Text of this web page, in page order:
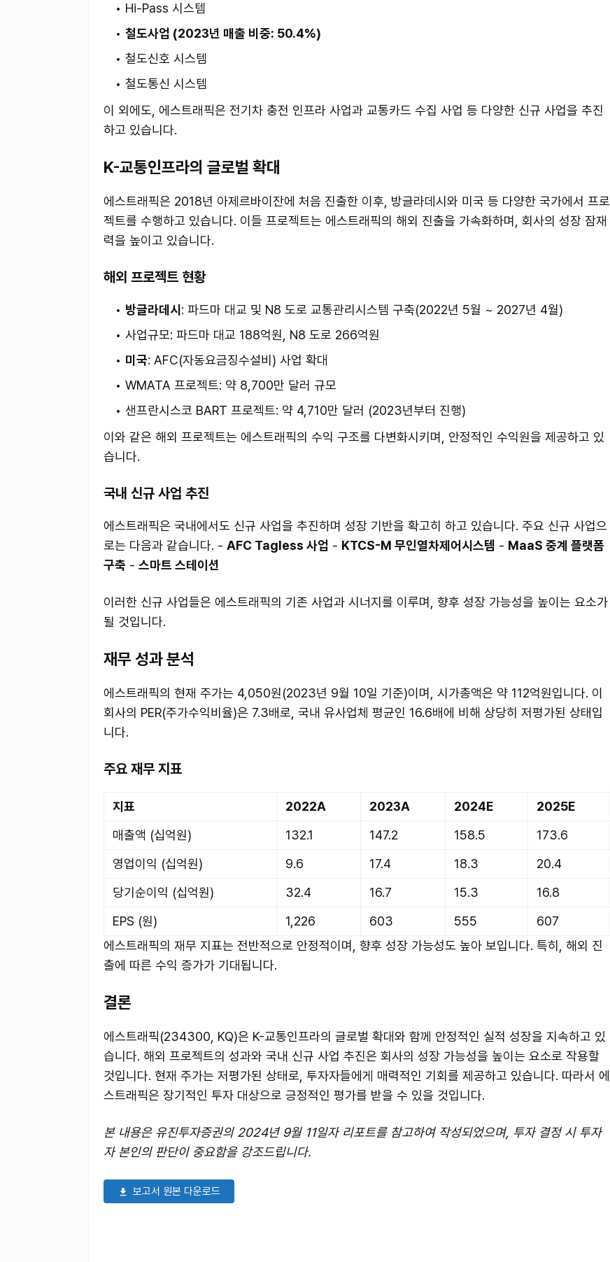
Hi-Pass 시스템
철도사업 (2023년 매출 비중: 50.4%)
철도신호 시스템
철도통신 시스템
이 외에도, 에스트래픽은 전기차 충전 인프라 사업과 교통카드 수집 사업 등 다양한 신규 사업을 추진
하고 있습니다.
K-교통인프라의 글로벌 확대
에스트래픽은 2018년 아제르바이잔에 처음 진출한 이후, 방글라데시와 미국 등 다양한 국가에서 프로
젝트를 수행하고 있습니다. 이들 프로젝트는 에스트래픽의 해외 진출을 가속화하며, 회사의 성장 잠재
력을 높이고 있습니다.
해외 프로젝트 현황
방글라데시 : 파드마 대교 및 N8 도로 교통관리시스템 구축(2022년 5월 ~ 2027년 4월)
사업규모: 파드마 대교 188억원, N8 도로 266억원
미국: AFC(자동요금징수설비) 사업 확대
WMATA 프로젝트: 약 8,700만 달러 규모
샌프란시스코 BART 프로젝트: 약 4,710만 달러 (2023년부터 진행)
이와 같은 해외 프로젝트는 에스트래픽의 수익 구조를 다변화시키며, 안정적인 수익원을 제공하고 있
습니다.
국내 신규 사업 추진
에스트래픽은 국내에서도 신규 사업을 추진하며 성장 기반을 확고히 하고 있습니다. 주요 신규 사업으
로는 다음과 같습니다. - AFC Tagless 사업 - KTCS-M 무인열차제어시스템 - MaaS 중계 플랫폼
구축 - 스마트 스테이션
이러한 신규 사업들은 에스트래픽의 기존 사업과 시너지를 이루며, 향후 성장 가능성을 높이는 요소가
될 것입니다.
재무 성과 분석
에스트래픽의 현재 주가는 4,050원(2023년 9월 10일 기준)이며, 시가총액은 약 112억원입니다. 이
회사의 PER(주가수익비율)은 7.3배로, 국내 유사업체 평균인 16.6배에 비해 상당히 저평가된 상태입
니다.
주요 재무 지표
지표 2022A 2023A 2024E
2025E
매출액 (십억원)
132.1 147.2 158.5
173.6
영업이익 (십억원)
9.6 17.4 18.3
20.4
당기순이익 (십억원)
32.4 16.7 15.3
16.8
EPS (원)
1,226 603 555
607
에스트래픽의 재무 지표는 전반적으로 안정적이며, 향후 성장 가능성도 높아 보입니다. 특히, 해외 진
출에 따른 수익 증가가 기대됩니다.
결론
에스트래픽(234300, KQ)은 K-교통인프라의 글로벌 확대와 함께 안정적인 실적 성장을 지속하고 있
습니다. 해외 프로젝트의 성과와 국내 신규 사업 추진은 회사의 성장 가능성을 높이는 요소로 작용할
것입니다. 현재 주가는 저평가된 상태로, 투자자들에게 매력적인 기회를 제공하고 있습니다. 따라서 에
스트래픽은 장기적인 투자 대상으로 긍정적인 평가를 받을 수 있을 것입니다.
본 내용은 유진투자증권의 2024년 9월 11일자 리포트를 참고하여 작성되었으며, 투자 결정 시 투자
자 본인의 판단이 중요함을 강조드립니다.
보고서 원본 다운로드